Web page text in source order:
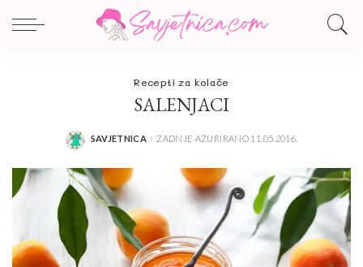
Recepti za kolače
SALENJACI
POSTED
SAVJETNICA ZADNJE AŽURIRANO 11.05.2016.